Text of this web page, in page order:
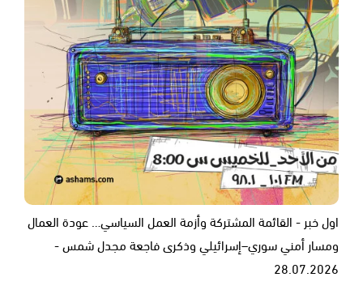
اول خبر - القائمة المشتركة وأزمة العمل السياسي… عودة العمال
ومسار أمني سوري–إسرائيلي وذكرى فاجعة مجدل شمس -
28.07.2026